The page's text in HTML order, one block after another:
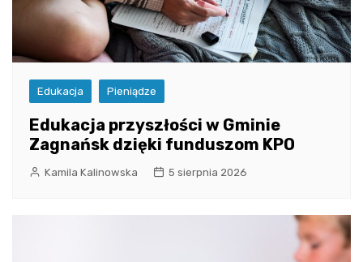
Edukacja Pieniądze
Edukacja przyszłości w Gminie
Zagnańsk dzięki funduszom KPO
Kamila Kalinowska 5 sierpnia 2026